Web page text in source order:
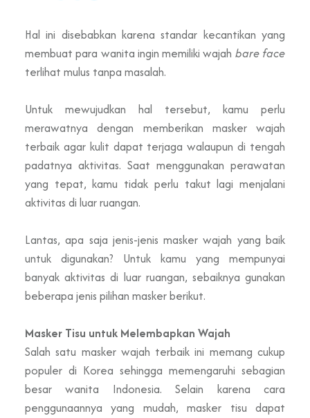
Hal ini disebabkan karena standar kecantikan yang
membuat para wanita ingin memiliki wajah bare face
terlihat mulus tanpa masalah.
Untuk mewujudkan hal tersebut, kamu perlu
merawatnya dengan memberikan masker wajah
terbaik agar kulit dapat terjaga walaupun di tengah
padatnya aktivitas. Saat menggunakan perawatan
yang tepat, kamu tidak perlu takut lagi menjalani
aktivitas di luar ruangan.
Lantas, apa saja jenis-jenis masker wajah yang baik
untuk digunakan? Untuk kamu yang mempunyai
banyak aktivitas di luar ruangan, sebaiknya gunakan
beberapa jenis pilihan masker berikut.
Masker Tisu untuk Melembapkan Wajah
Salah satu masker wajah terbaik ini memang cukup
populer di Korea sehingga memengaruhi sebagian
besar wanita Indonesia. Selain karena cara
penggunaannya yang mudah, masker tisu dapat